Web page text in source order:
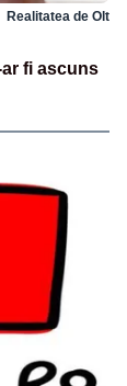
Realitatea de Olt
fi ascuns